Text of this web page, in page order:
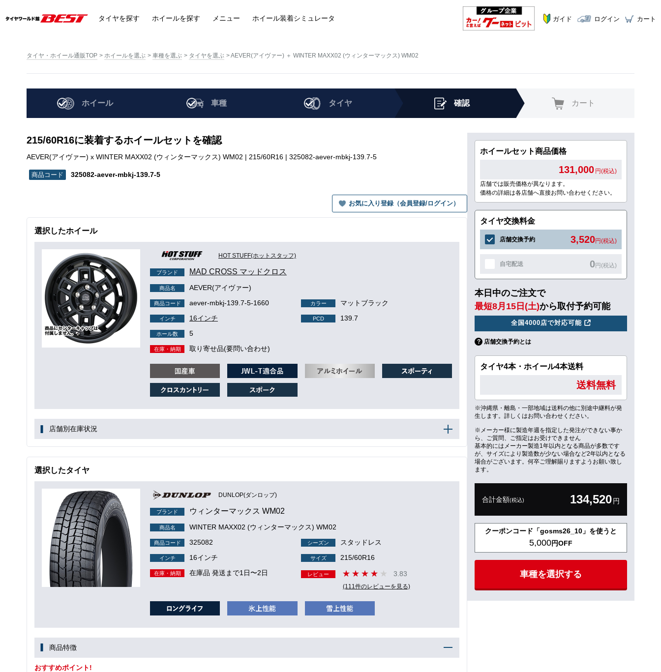
タイヤを探す ホイールを探す メニュー ホイール装着シミュレータ ガイド ログイン カート
タイヤ・ホイール通販TOP ホイールを選ぶ 車種を選ぶ タイヤを選ぶ AEVER(アイヴァー) ＋ WINTER MAXX02 (ウィンターマックス) WM02
ホイール 車種 タイヤ 確認 カート
215/60R16に装着するホイールセットを確認
AEVER(アイヴァー) x WINTER MAXX02 (ウィンターマックス) WM02 | 215/60R16 | 325082-aever-mbkj-139.7-5
325082-aever-mbkj-139.7-5
お気に入り登録（会員登録/ログイン）
選択したホイール
HOT STUFF(ホットスタッフ)
ブランド MAD CROSS マッドクロス
商品名 AEVER(アイヴァー)
商品コード aever-mbkj-139.7-5-1660 カラー マットブラック
インチ 16インチ PCD 139.7
ホール数 5
在庫・納期 取り寄せ品(要問い合わせ)
店舗別在庫状況
選択したタイヤ
DUNLOP(ダンロップ)
ブランド ウィンターマックス WM02
商品名 WINTER MAXX02 (ウィンターマックス) WM02
商品コード 325082 シーズン スタッドレス
インチ 16インチ サイズ 215/60R16
在庫・納期 在庫品 発送まで1日〜2日 レビュー 3.83
(111件のレビューを見る)
商品特徴
おすすめポイント!
ホイールセット商品価格
131,000 円(税込)
店舗では販売価格が異なります。
価格の詳細は各店舗へ直接お問い合わせください。
タイヤ交換料金
店舗交換予約 3,520円(税込)
自宅配送 0円(税込)
本日中のご注文で
最短8月15日(土)から取付予約可能
全国4000店で対応可能
店舗交換予約とは
タイヤ4本・ホイール4本送料
送料無料
※沖縄県・離島・一部地域は送料の他に別途中継料が発
生します。詳しくはお問い合わせください。
※メーカー様に製造年週を指定した発注ができない事か
ら、ご質問、ご指定はお受けできません
基本的にはメーカー製造1年以内となる商品が多数です
が、サイズにより製造数が少ない場合など2年以内となる
場合がございます。何卒ご理解賜りますようお願い致し
ます。
合計金額(税込) 134,520円
クーポンコード「gosms26_10」を使うと
5,000円OFF
車種を選択する